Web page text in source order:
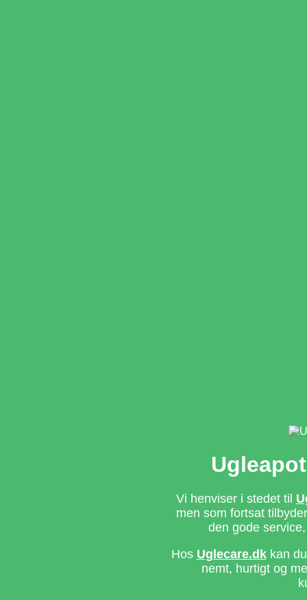
Vi henviser i stedet til
men som fortsat
den gode
Hos Uglecare.dkkan du
nemt, hurtigt og